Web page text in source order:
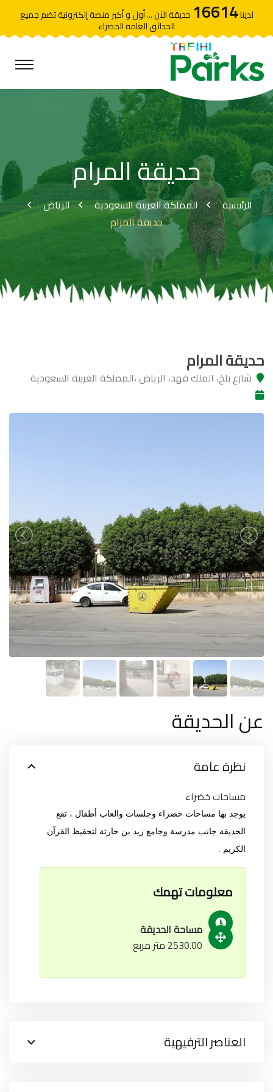
لدينا16614 حديقة الآن ... أول و أكبر منصة إلكترونية تضم جميع
الحدائق العامة الخضراء
حديقة المرام
الرئيسية المملكة العربية السعودية
الرياض
حديقة المرام
حديقة المرام
شارع بلخ، الملك فهد، الرياض ،المملكة العربية السعودية
عن الحديقة
نظرة عامة
مساحات خضراء
يوجد بها مساحات خضراء وجلسات والعاب أطفال ، تقع
الحديقة جانب مدرسة وجامع زيد بن حارثة لتحفيظ القرآن
الكريم .
معلومات تهمك
مساحة الحديقة
2530.00 متر مربع
العناصر الترفيهية